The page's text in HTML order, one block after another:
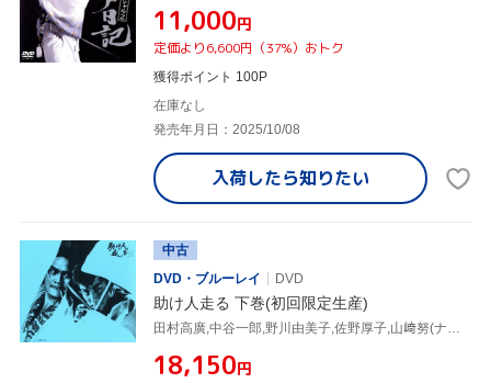
¥11,000円
定価より6,600円（37%）おトク
獲得ポイント 100P
在庫なし
発売年月日：2025/10/08
入荷したら知りたい
中古
DVD・ブルーレイ
DVD
助け人走る 下巻(初回限定生産)
田村高廣,中谷一郎,野川由美子,佐野厚子,山﨑努(ナレーター),平尾昌晃(音楽)
¥18,150円